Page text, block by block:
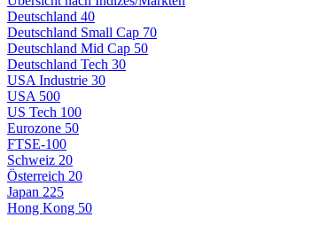
Deutschland 40
Deutschland Small Cap 70
Deutschland Mid Cap 50
Deutschland Tech 30
USA Industrie 30
USA 500
US Tech 100
Eurozone 50
FTSE-100
Schweiz 20
Österreich 20
Japan 225
Hong Kong 50